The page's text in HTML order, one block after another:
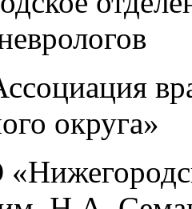
округа»